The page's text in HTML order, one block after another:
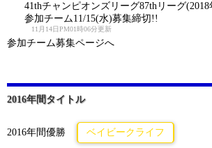
41thチャンピオンズリーグ87thリーグ
参加チーム11/15(水)募集締切!!
11月14日PM01時06分更新
参加チーム募集ページへ
2016年間タイトル
2016年間優勝 ベイビークライフ